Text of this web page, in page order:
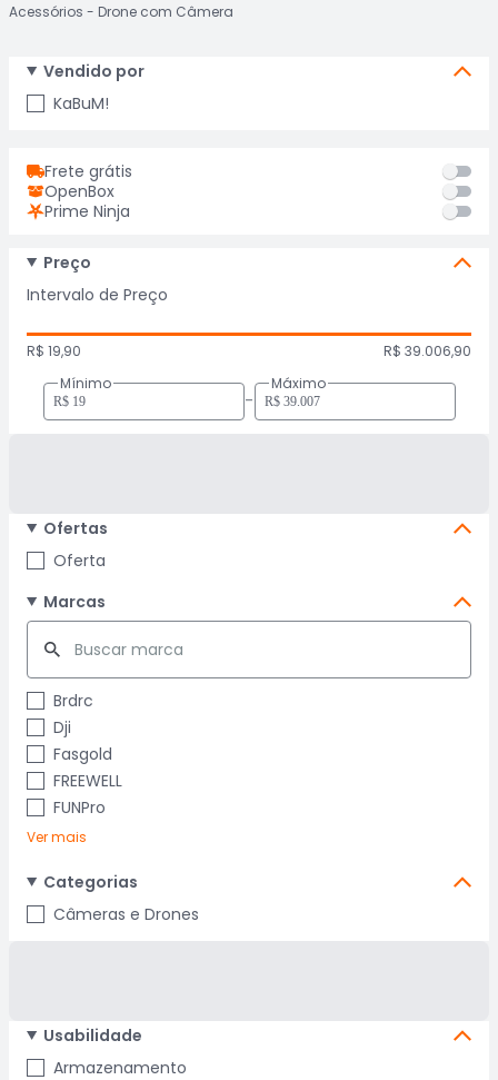
Acessórios Drone com Câmera
Vendido por
KaBuM!
Frete grátis
OpenBox
Prime Ninja
Preço
Intervalo de Preço
R$ 19,90
R$ 39.006,90
Mínimo
-
Máximo
Ofertas
Oferta
Marcas
Brdrc
Dji
Fasgold
FREEWELL
FUNPro
Ver mais
Categorias
Câmeras e Drones
Usabilidade
Armazenamento